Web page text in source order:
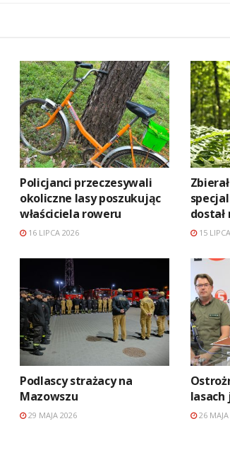
Policjanci przeczesywali
okoliczne lasy poszukując
właściciela roweru
16 LIPCA 2026 15
Podlascy strażacy na
Mazowszu
29 MAJA 2026
lasach
26 MAJA